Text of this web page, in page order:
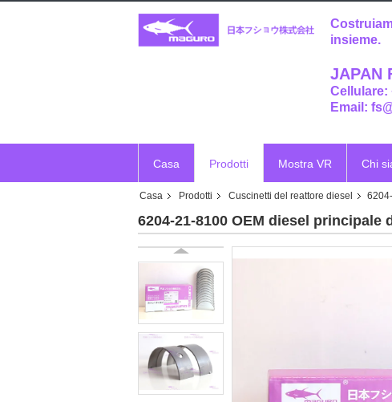
insieme.
JAPAN
Cellulare:
Email:
Casa Prodotti Mostra VR Chi
Casa Prodotti Cuscinetti del reattore diesel
6204-21-8100 OEM diesel